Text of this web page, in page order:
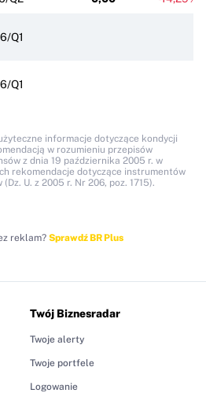
Q1
Q1
informacje dotyczące kondycji
w rozumieniu przepisów
z dnia 19 października 2005 r. w
rekomendacje dotyczące instrumentów
U. z 2005 r. Nr 206, poz. 1715).
reklam? Sprawdź BR Plus
Twój Biznesradar
Twoje alerty
Twoje portfele
Logowanie